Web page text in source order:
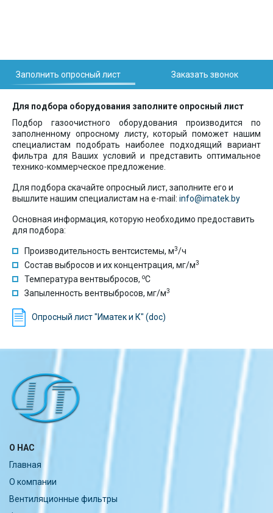
Заполнить опросный лист Заказать звонок
Для подбора оборудования заполните опросный лист
Подбор газоочистного оборудования производится по
заполненному опросному листу, который поможет нашим
специалистам подобрать наиболее подходящий вариант
фильтра для Ваших условий и представить оптимальное
технико-коммерческое предложение.
Для подбора скачайте опросный лист, заполните его и
вышлите нашим специалистам на e-mail: info@imatek.by
Основная информация, которую необходимо предоставить
для подбора:
Производительность вентсистемы, м3/ч
Состав выбросов и их концентрация, мг/м3
Температура вентвыбросов, oC
Запыленность вентвыбросов, мг/м3
Опросный лист "Иматек и К" (doc)
О НАС
Главная
О компании
Вентиляционные фильтры